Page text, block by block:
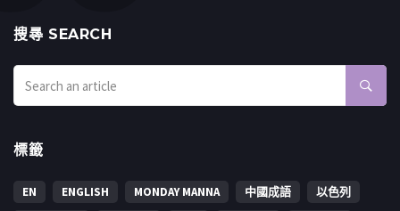
搜㝷 SEARCH
標籤
EN ENGLISH MONDAY MANNA 中國成語
以色列